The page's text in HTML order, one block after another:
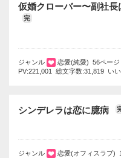
仮婚クローバー〜副社
完
ジャンル
恋愛(純愛) 56ページ
PV:221,001 総文字数:31,819 い
シンデレラは恋に臆病
ジャンル
恋愛(オフィスラブ)